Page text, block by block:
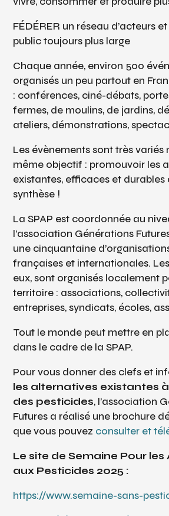
FÉDÉRER un réseau d’acteurs
public toujours plus large
Chaque année, environ 500
organisés un peu partout en
: conférences, ciné-débats,
fermes, de moulins, de jardins,
ateliers, démonstrations,
Les évènements sont très variés
même objectif : promouvoir les
existantes, efficaces et durables
synthèse !
La SPAP est coordonnée au
l’association Générations
une cinquantaine
françaises et internationales.
eux, sont organisés localement
territoire : associations,
entreprises, syndicats, écoles,
Tout le monde peut mettre en
dans le cadre de la SPAP.
Pour vous donner des clefs et
les alternatives existantes à
des pesticides, l’association
Futures a réalisé une brochure
que vous pouvez consulter et
Le site de Semaine Pour
aux Pesticides 2025 :
https://www.semaine-sans-